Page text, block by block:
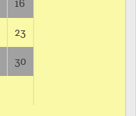
16
23
30